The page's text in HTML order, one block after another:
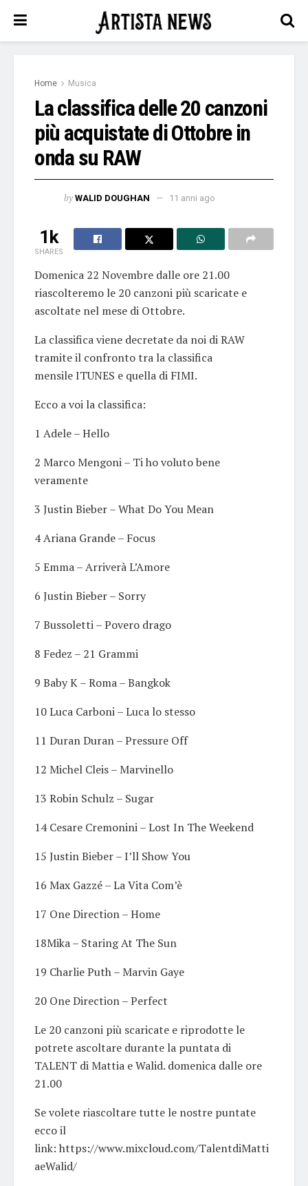
Home Musica
La classifica delle 20 canzoni
più acquistate di Ottobre in
onda su RAW
by WALID DOUGHAN 11 anni ago
1k
SHARES
Domenica 22 Novembre dalle ore 21.00
riascolteremo le 20 canzoni più scaricate e
ascoltate nel mese di Ottobre.
La classifica viene decretate da noi di RAW
tramite il confronto tra la classifica
mensile ITUNES e quella di FIMI.
Ecco a voi la classifica:
1 Adele – Hello
2 Marco Mengoni – Ti ho voluto bene
veramente
3 Justin Bieber – What Do You Mean
4 Ariana Grande – Focus
5 Emma – Arriverà L’Amore
6 Justin Bieber – Sorry
7 Bussoletti – Povero drago
8 Fedez – 21 Grammi
9 Baby K – Roma – Bangkok
10 Luca Carboni – Luca lo stesso
11 Duran Duran – Pressure Off
12 Michel Cleis – Marvinello
13 Robin Schulz – Sugar
14 Cesare Cremonini – Lost In The Weekend
15 Justin Bieber – I’ll Show You
16 Max Gazzé – La Vita Com’è
17 One Direction – Home
18Mika – Staring At The Sun
19 Charlie Puth – Marvin Gaye
20 One Direction – Perfect
Le 20 canzoni più scaricate e riprodotte le
potrete ascoltare durante la puntata di
TALENT di Mattia e Walid. domenica dalle ore
21.00
Se volete riascoltare tutte le nostre puntate
ecco il
link: https://www.mixcloud.com/TalentdiMatti
aeWalid/